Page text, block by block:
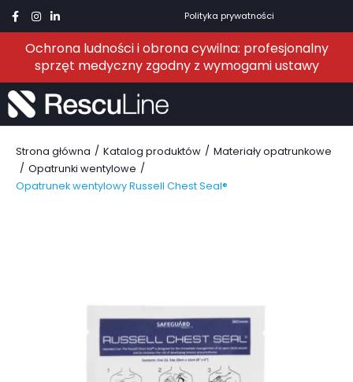
Polityka prywatności
Ochrona ludności i obrona cywilna: profesjonalny
sprzęt medyczny zgodny z wymogami ustawy
Strona główna / Katalog produktów / Materiały opatrunkowe
/ Opatrunki wentylowe /
Opatrunek wentylowy Russell Chest Seal®